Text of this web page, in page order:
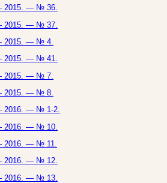
2015. — № 36.
2015. — № 37.
2015. — № 4.
2015. — № 41.
2015. — № 7.
2015. — № 8.
2016. — № 1-2.
2016. — № 10.
2016. — № 11.
2016. — № 12.
2016. — № 13.